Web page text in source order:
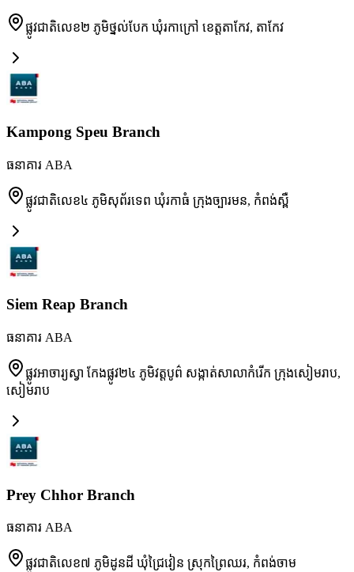
ផ្លូវជាតិលេខ២ ភូមិថ្នល់បែក ឃុំរកាក្រៅ ខេត្តតាកែវ, តាកែវ
Kampong Speu Branch
ធនាគារ ABA
ផ្លូវជាតិលេខ៤ ភូមិសុព័រទេព ឃុំរកាធំ ក្រុងច្បារមន, កំពង់ស្ពឺ
Siem Reap Branch
ធនាគារ ABA
ផ្លូវអាចារ្យស្វា កែងផ្លូវ២៤ ភូមិវត្តបូព៌ សង្កាត់សាលាកំរើក ក្រុងសៀមរាប,
សៀមរាប
Prey Chhor Branch
ធនាគារ ABA
ផ្លូវជាតិលេខ៧ ភូមិដូនដី ឃុំជ្រៃវៀន ស្រុកព្រៃឈរ, កំពង់ចាម